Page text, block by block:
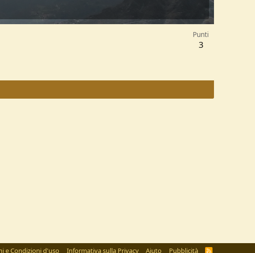
Punti
3
e Condizioni d'uso Informativa sulla Privacy Aiuto Pubblicità R